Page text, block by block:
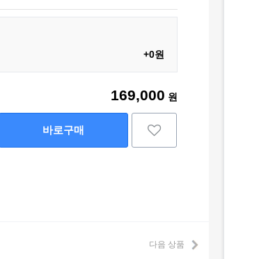
+0원
169,000 원
바로구매
다음 상품